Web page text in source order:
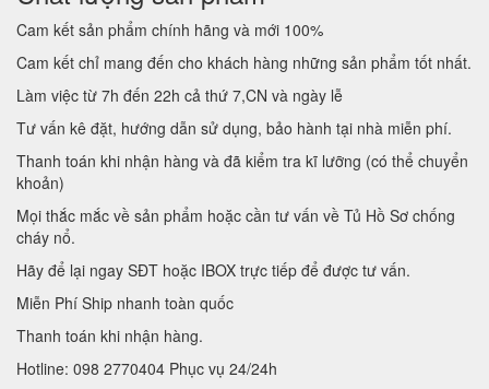
Cam kết sản phẩm chính hãng và mới 100%
Cam kết chỉ mang đến cho khách hàng những sản phẩm tốt nhất.
Làm việc từ 7h đến 22h cả thứ 7,CN và ngày lễ
Tư vấn kê đặt, hướng dẫn sử dụng, bảo hành tại nhà miễn phí.
Thanh toán khi nhận hàng và đã kiểm tra kĩ lưỡng (có thể chuyển
khoản)
Mọi thắc mắc về sản phẩm hoặc cần tư vấn về Tủ Hồ Sơ chống
cháy nổ.
Hãy để lại ngay SĐT hoặc IBOX trực tiếp để được tư vấn.
Miễn Phí Ship nhanh toàn quốc
Thanh toán khi nhận hàng.
Hotline: 098 2770404 Phục vụ 24/24h